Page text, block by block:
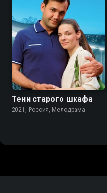
7.2
Тени старого шкафа
2021, Россия, Мелодрама